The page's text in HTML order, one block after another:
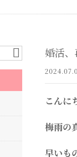
婚活、
こんに
梅雨の
早いも